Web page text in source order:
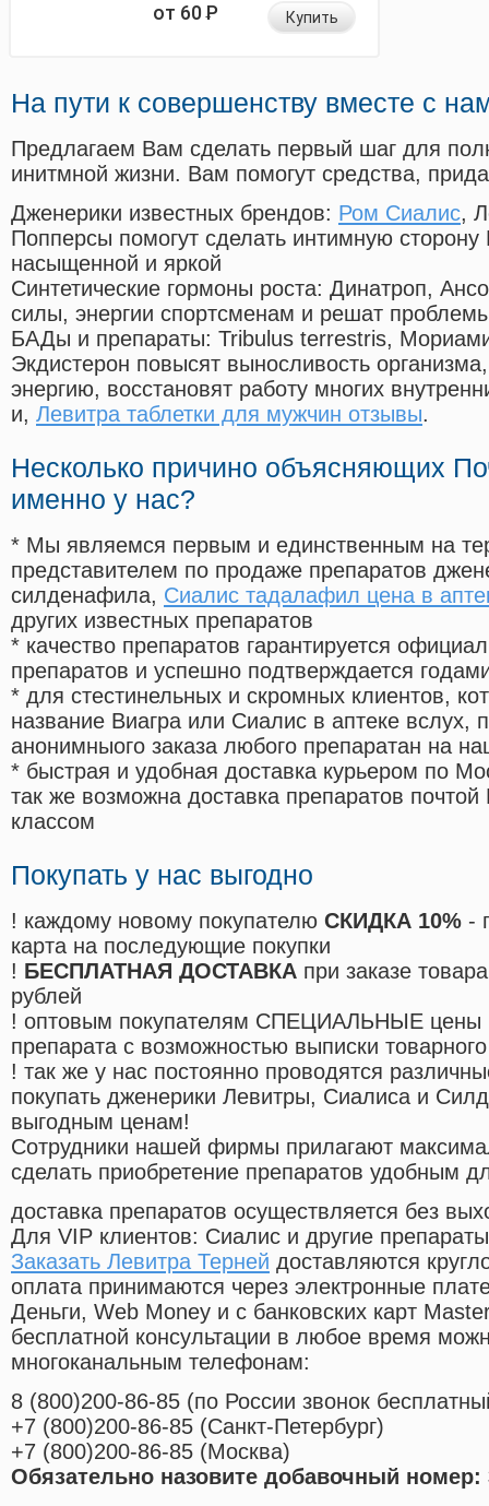
от 60Р Купить
На пути к совершенству вместе с
Предлагаем Вам сделать первый шаг для
инитмной жизни. Вам помогут средства,
Дженерики известных брендов: Ром Сиалис,
Попперсы помогут сделать интимную
насыщенной и яркой
Синтетические гормоны роста: Динатроп,
силы, энергии спортсменам и решат
БАДы и препараты: Tribulus terrestris,
Экдистерон повысят выносливость
энергию, восстановят работу многих
и, Левитра таблетки для мужчин отзывы.
Несколько причино объясняющих
именно у нас?
* Мы являемся первым и единственным на
представителем по продаже препаратов
силденафила, Сиалис тадалафил цена в
других известных препаратов
* качество препаратов гарантируется
препаратов и успешно подтверждается
* для стестинельных и скромных клиентов,
название Виагра или Сиалис в аптеке вслух,
анонимныого заказа любого препаратан на
* быстрая и удобная доставка курьером по
так же возможна доставка препаратов
классом
Покупать у нас выгодно
! каждому новому покупателю СКИДКА 10% -
карта на последующие покупки
! БЕСПЛАТНАЯ ДОСТАВКА при заказе
рублей
! оптовым покупателям СПЕЦИАЛЬНЫЕ цены
препарата с возможностью выписки
! так же у нас постоянно проводятся
покупать дженерики Левитры, Сиалиса и
выгодным ценам!
Cотрудники нашей фирмы прилагают
сделать приобретение препаратов удобным
доставка препаратов осуществляется без
Для VIP клиентов: Сиалис и другие
Заказать Левитра Терней доставляются
оплата принимаются через электронные
Деньги, Web Money и с банковских карт
бесплатной консультации в любое время
многоканальным телефонам:
8 (800)200-86-85 (по России звонок
+7 (800)200-86-85 (Санкт-Петербург)
+7 (800)200-86-85 (Москва)
Обязательно назовите добавочный номер: